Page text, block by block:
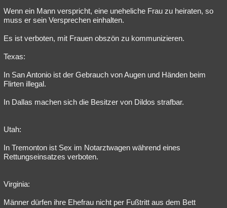
Wenn ein Mann verspricht, eine uneheliche Frau zu heiraten, so
muss er sein Versprechen einhalten.
Es ist verboten, mit Frauen obszön zu kommunizieren.
Texas:
In San Antonio ist der Gebrauch von Augen und Händen beim
Flirten illegal.
In Dallas machen sich die Besitzer von Dildos strafbar.
Utah:
In Tremonton ist Sex im Notarztwagen während eines
Rettungseinsatzes verboten.
Virginia:
Männer dürfen ihre Ehefrau nicht per Fußtritt aus dem Bett